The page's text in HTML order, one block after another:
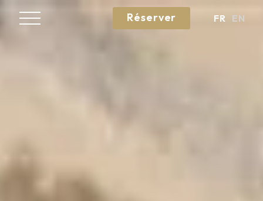
Réserver FR EN